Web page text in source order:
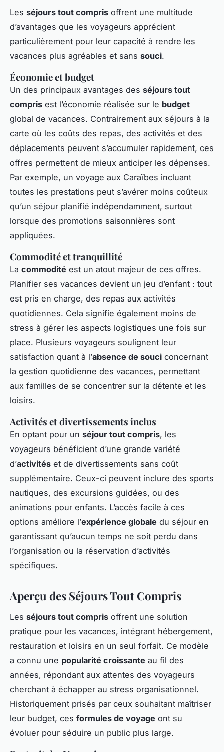
Les séjours tout compris offrent une multitude
d’avantages que les voyageurs apprécient
particulièrement pour leur capacité à rendre les
vacances plus agréables et sans souci.
Économie et budget
Un des principaux avantages des séjours tout
compris est l’économie réalisée sur le budget
global de vacances. Contrairement aux séjours à la
carte où les coûts des repas, des activités et des
déplacements peuvent s’accumuler rapidement, ces
offres permettent de mieux anticiper les dépenses.
Par exemple, un voyage aux Caraïbes incluant
toutes les prestations peut s’avérer moins coûteux
qu’un séjour planifié indépendamment, surtout
lorsque des promotions saisonnières sont
appliquées.
Commodité et tranquillité
La commodité est un atout majeur de ces offres.
Planifier ses vacances devient un jeu d’enfant : tout
est pris en charge, des repas aux activités
quotidiennes. Cela signifie également moins de
stress à gérer les aspects logistiques une fois sur
place. Plusieurs voyageurs soulignent leur
satisfaction quant à l’absence de souci concernant
la gestion quotidienne des vacances, permettant
aux familles de se concentrer sur la détente et les
loisirs.
Activités et divertissements inclus
En optant pour un séjour tout compris, les
voyageurs bénéficient d’une grande variété
d’activités et de divertissements sans coût
supplémentaire. Ceux-ci peuvent inclure des sports
nautiques, des excursions guidées, ou des
animations pour enfants. L’accès facile à ces
options améliore l’expérience globale du séjour en
garantissant qu’aucun temps ne soit perdu dans
l’organisation ou la réservation d’activités
spécifiques.
Aperçu des Séjours Tout Compris
Les séjours tout compris offrent une solution
pratique pour les vacances, intégrant hébergement,
restauration et loisirs en un seul forfait. Ce modèle
a connu une popularité croissante au fil des
années, répondant aux attentes des voyageurs
cherchant à échapper au stress organisationnel.
Historiquement prisés par ceux souhaitant maîtriser
leur budget, ces formules de voyage ont su
évoluer pour séduire un public plus large.